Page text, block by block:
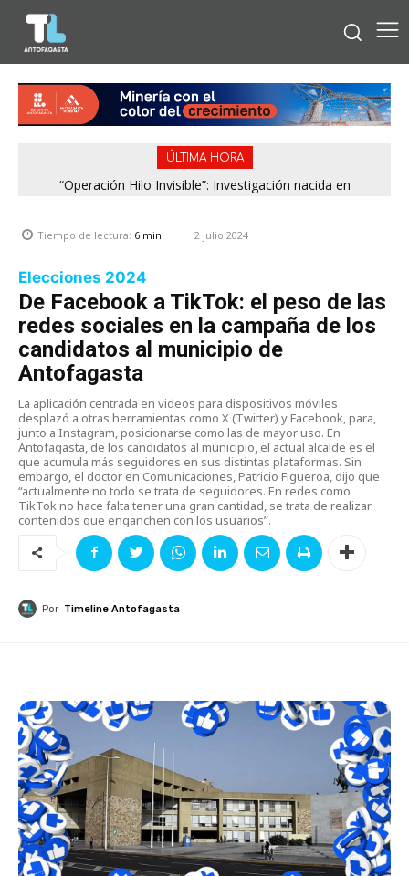
ÚLTIMA HORA
“Operación Hilo Invisible”: Investigación nacida en
Tiempo de lectura: 6 min. 2 julio 2024
Elecciones 2024
De Facebook a TikTok: el peso de las
redes sociales en la campaña de los
candidatos al municipio de
Antofagasta
La aplicación centrada en videos para dispositivos móviles
desplazó a otras herramientas como X (Twitter) y Facebook, para,
junto a Instagram, posicionarse como las de mayor uso. En
Antofagasta, de los candidatos al municipio, el actual alcalde es el
que acumula más seguidores en sus distintas plataformas. Sin
embargo, el doctor en Comunicaciones, Patricio Figueroa, dijo que
“actualmente no todo se trata de seguidores. En redes como
TikTok no hace falta tener una gran cantidad, se trata de realizar
contenidos que enganchen con los usuarios”.
Por Timeline Antofagasta